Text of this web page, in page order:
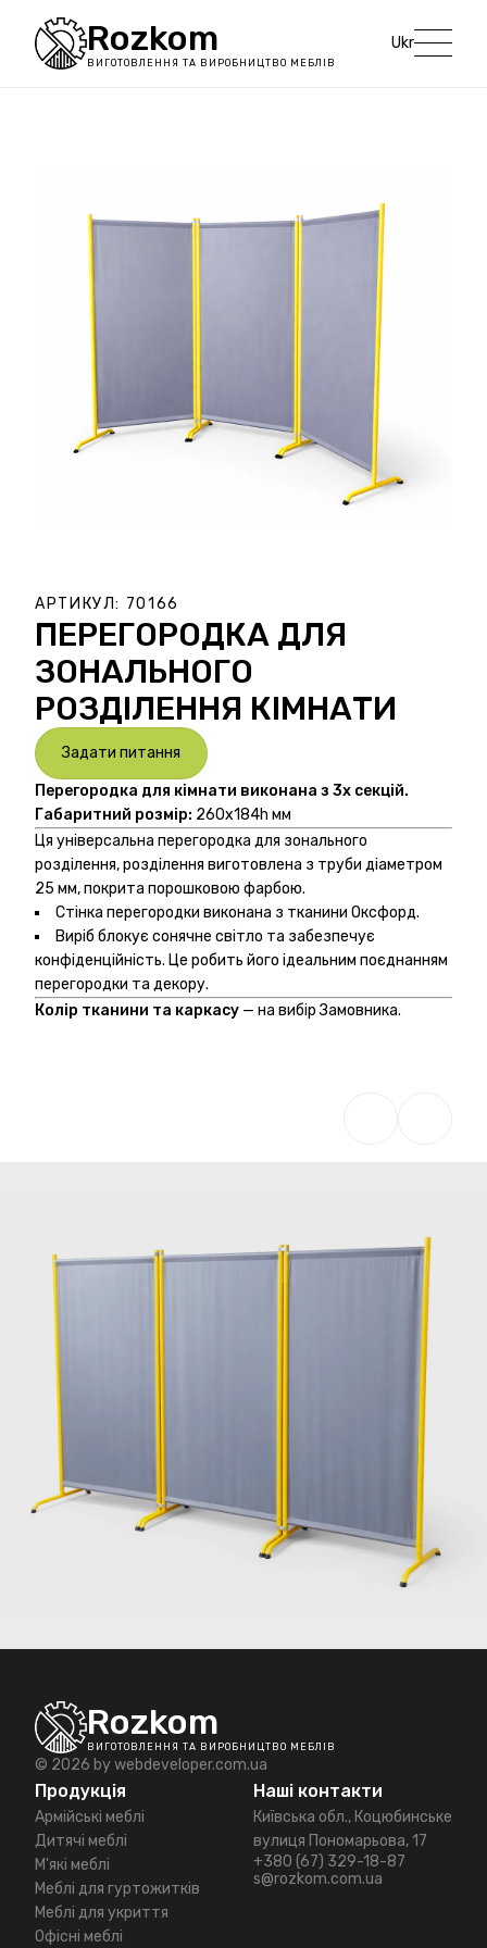
Rozkom
ВИГОТОВЛЕННЯ ТА ВИРОБНИЦТВО МЕБЛІВ
Ukr
АРТИКУЛ: 70166
ПЕРЕГОРОДКА ДЛЯ
ЗОНАЛЬНОГО
РОЗДІЛЕННЯ КІМНАТИ
Задати питання
Перегородка для кімнати виконана з 3х секцій.
Габаритний розмір: 260x184h мм
Ця універсальна перегородка для зонального
розділення, розділення виготовлена з труби діаметром
25 мм, покрита порошковою фарбою.
Стінка перегородки виконана з тканини Оксфорд.
Виріб блокує сонячне світло та забезпечує
конфіденційність. Це робить його ідеальним поєднанням
перегородки та декору.
Колір тканини та каркасу — на вибір Замовника.
Rozkom
ВИГОТОВЛЕННЯ ТА ВИРОБНИЦТВО МЕБЛІВ
© 2026 bywebdeveloper.com.ua
Продукція
Армійські меблі
Дитячі меблі
М'які меблі
Меблі для гуртожитків
Меблі для укриття
Офісні меблі
Наші контакти
Київська обл., Коцюбинське
вулиця Пономарьова, 17
+380 (67) 329-18-87
s@rozkom.com.ua